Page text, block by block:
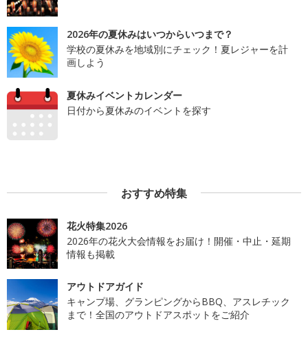
2026年の夏休みはいつからいつまで？
学校の夏休みを地域別にチェック！夏レジャーを計
画しよう
夏休みイベントカレンダー
日付から夏休みのイベントを探す
おすすめ特集
花火特集2026
2026年の花火大会情報をお届け！開催・中止・延期
情報も掲載
アウトドアガイド
キャンプ場、グランピングからBBQ、アスレチック
まで！全国のアウトドアスポットをご紹介